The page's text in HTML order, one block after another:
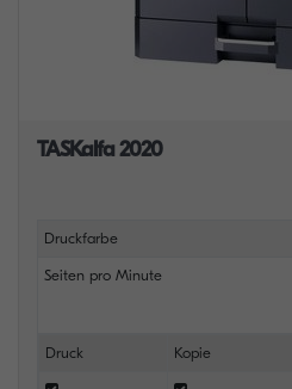
TASKalfa 2020
Druckfarbe
Seiten pro Minute
Druck Kopie